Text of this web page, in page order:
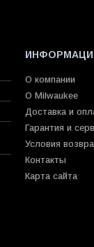
О компании
О Milwaukee
Доставка и
Гарантия и
Условия
Контакты
Карта сайта